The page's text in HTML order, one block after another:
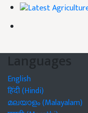
Languages
English
हिंदी (Hindi)
മലയാളം (Malayalam)